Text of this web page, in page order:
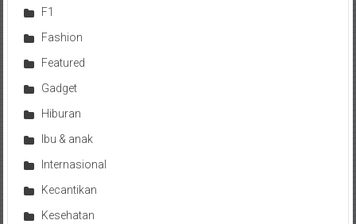
F1
Fashion
Featured
Gadget
Hiburan
Ibu & anak
Internasional
Kecantikan
Kesehatan